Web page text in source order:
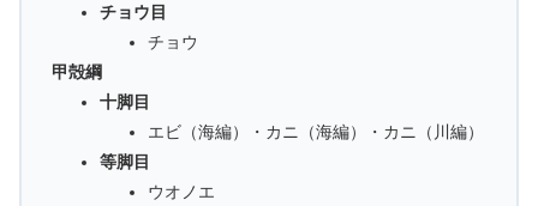
チョウ目
チョウ
甲殻綱
十脚目
エビ（海編）・カニ（海編）・カニ（川編）
等脚目
ウオノエ